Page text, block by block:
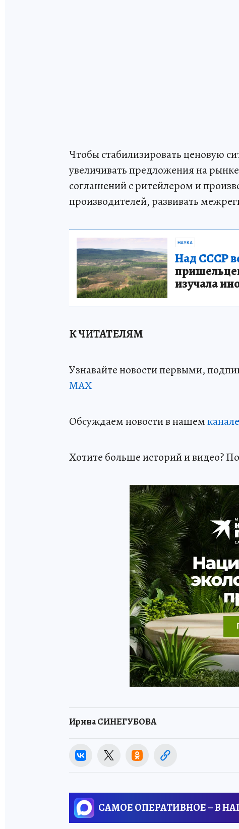
Чтобы стабилизировать ценовую
увеличивать предложения на
соглашений с ритейлером и
производителей, развивать
НАУКА
Над СССР
изучала
К ЧИТАТЕЛЯМ
Узнавайте новости первыми,
МАХ
Обсуждаем новости в нашем
Хотите больше историй и видео?
Ирина СИНЕГУБОВА
САМОЕ ОПЕРАТИВНОЕ – В